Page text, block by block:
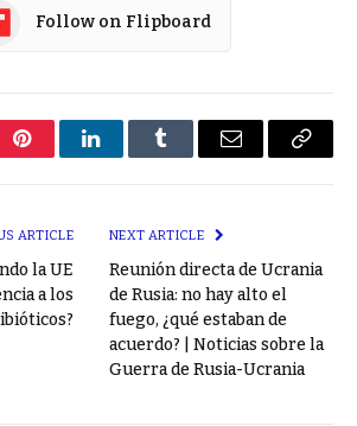
Follow on Flipboard
PinterestLinkedInTumblr Email
Copy
ARTICLE
la UE
a los
NEXT ARTICLE
Reunión directa de Ucrania
de Rusia: no hay alto el
fuego, ¿qué estaban de
acuerdo? | Noticias sobre la
Guerra de Rusia-Ucrania